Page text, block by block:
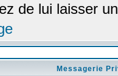
de lui laisser
Messagerie